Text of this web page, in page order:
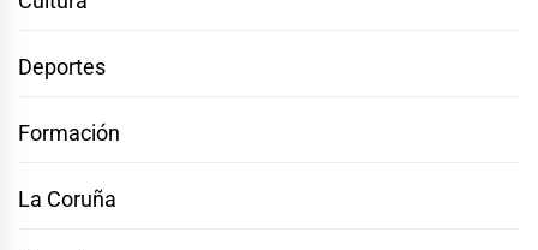
Deportes
Formación
La Coruña